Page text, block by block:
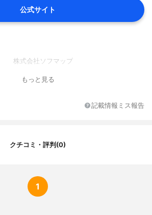
公式サイト
株式会社ソフマップ
もっと見る
記載情報ミス報告
クチコミ・評判(0)
1